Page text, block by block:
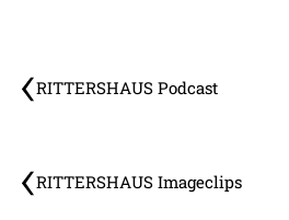
RITTERSHAUS Podcast
RITTERSHAUS Imageclips